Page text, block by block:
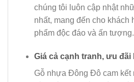
chúng tôi luôn cập nhật
nhất, mang đến cho khách
phẩm độc đáo và ấn tượng.
Giá cả cạnh tranh, ưu đãi
Gỗ nhựa Đông Đô cam kết